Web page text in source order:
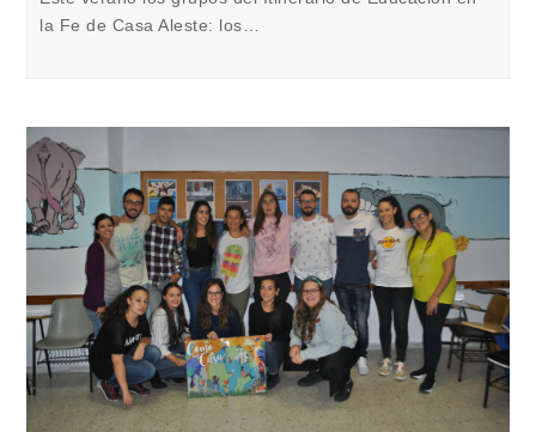
la Fe de Casa Aleste: los…